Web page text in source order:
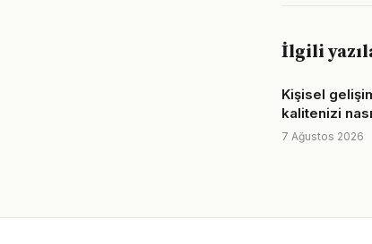
İlgili
Kişisel
kalitenizi
7 Ağustos 2026